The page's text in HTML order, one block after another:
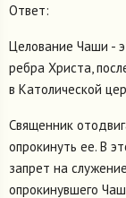
Ответ:
Целование Чаши -
ребра Христа,
в Католической
Священник
опрокинуть ее. В
запрет на
опрокинувшего